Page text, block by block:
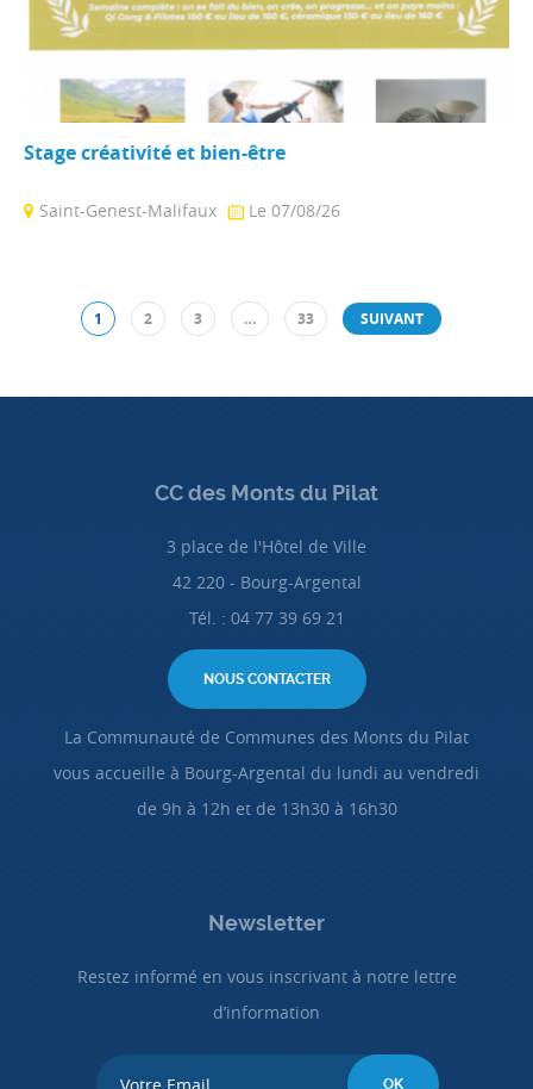
Stage créativité et bien-être
Saint-Genest-Malifaux
Le 07/08/26
1 2 3 … 33 SUIVANT
CC des Monts du Pilat
3 place de l'Hôtel de Ville
42 220 - Bourg-Argental
Tél. : 04 77 39 69 21
NOUS CONTACTER
La Communauté de Communes des Monts du Pilat
vous accueille à Bourg-Argental du lundi au vendredi
de 9h à 12h et de 13h30 à 16h30
Newsletter
Restez informé en vous inscrivant à notre lettre
d’information